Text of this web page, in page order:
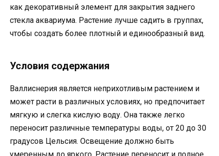
как декоративный элемент для закрытия заднего
стекла аквариума. Растение лучше садить в группах,
чтобы создать более плотный и единообразный вид.
Условия содержания
Валлиснерия является неприхотливым растением и
может расти в различных условиях, но предпочитает
мягкую и слегка кислую воду. Она также легко
переносит различные температуры воды, от 20 до 30
градусов Цельсия. Освещение должно быть